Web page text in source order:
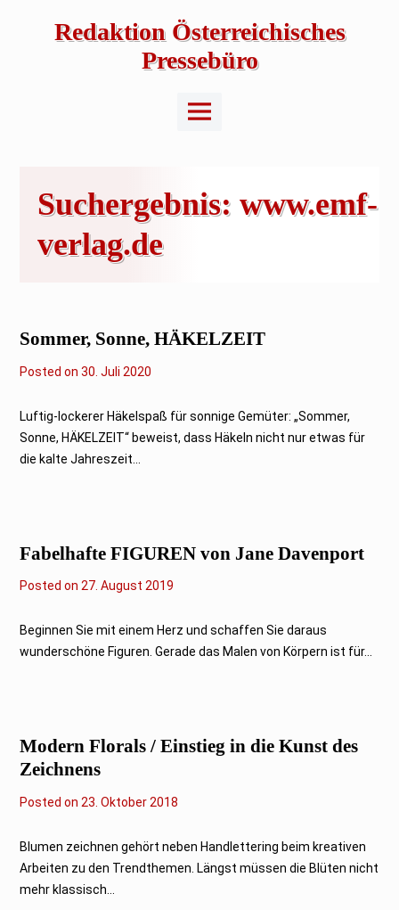
Redaktion Österreichisches
Pressebüro
Main
Menu
Suchergebnis:www.emf-
verlag.de
Sommer, Sonne, HÄKELZEIT
Posted on3
J
l
i
30. Juli 2020
Luftig-lockerer Häkelspaß für sonnige Gemüter: „Sommer,
Sonne, HÄKELZEIT“ beweist, dass Häkeln nicht nur etwas für
die kalte Jahreszeit...
Fabelhafte FIGUREN von Jane Davenport
Posted on2
A
u
g
1
9
27. August 2019
Beginnen Sie mit einem Herz und schaffen Sie daraus
wunderschöne Figuren. Gerade das Malen von Körpern ist für...
Modern Florals / Einstieg in die Kunst des
Zeichnens
Posted on 23. Oktober 2018
Blumen zeichnen gehört neben Handlettering beim kreativen
Arbeiten zu den Trendthemen. Längst müssen die Blüten nicht
mehr klassisch...